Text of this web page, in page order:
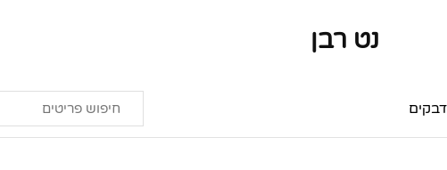
נט רבן
נט
מותגי